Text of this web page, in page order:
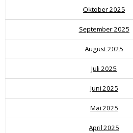
Oktober 2025
September 2025
August 2025
Juli 2025
Juni 2025
Mai 2025
April 2025